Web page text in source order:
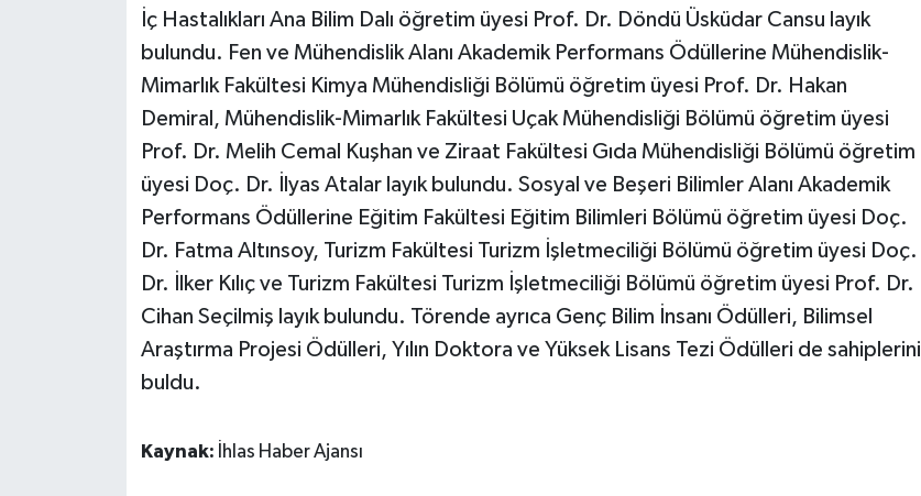
İç Hastalıkları Ana Bilim Dalı öğretim üyesi Prof. Dr. Döndü Üsküdar Cansu layık
bulundu. Fen ve Mühendislik Alanı Akademik Performans Ödüllerine Mühendislik-
Mimarlık Fakültesi Kimya Mühendisliği Bölümü öğretim üyesi Prof. Dr. Hakan
Demiral, Mühendislik-Mimarlık Fakültesi Uçak Mühendisliği Bölümü öğretim üyesi
Prof. Dr. Melih Cemal Kuşhan ve Ziraat Fakültesi Gıda Mühendisliği Bölümü öğretim
üyesi Doç. Dr. İlyas Atalar layık bulundu. Sosyal ve Beşeri Bilimler Alanı Akademik
Performans Ödüllerine Eğitim Fakültesi Eğitim Bilimleri Bölümü öğretim üyesi Doç.
Dr. Fatma Altınsoy, Turizm Fakültesi Turizm İşletmeciliği Bölümü öğretim üyesi Doç.
Dr. İlker Kılıç ve Turizm Fakültesi Turizm İşletmeciliği Bölümü öğretim üyesi Prof. Dr.
Cihan Seçilmiş layık bulundu. Törende ayrıca Genç Bilim İnsanı Ödülleri, Bilimsel
Araştırma Projesi Ödülleri, Yılın Doktora ve Yüksek Lisans Tezi Ödülleri de sahiplerini
buldu.
Kaynak: İhlas Haber Ajansı